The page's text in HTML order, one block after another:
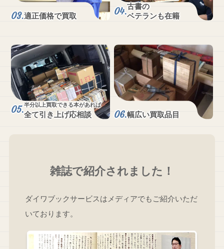
適正価格で買取
古書の
ベテランも在籍
半分以上買取できる本があれば
全て引き上げ応相談 幅広い買取品目
雑誌で紹介されました！
ダイワブックサービスはメディアでもご紹介いただ
いております。